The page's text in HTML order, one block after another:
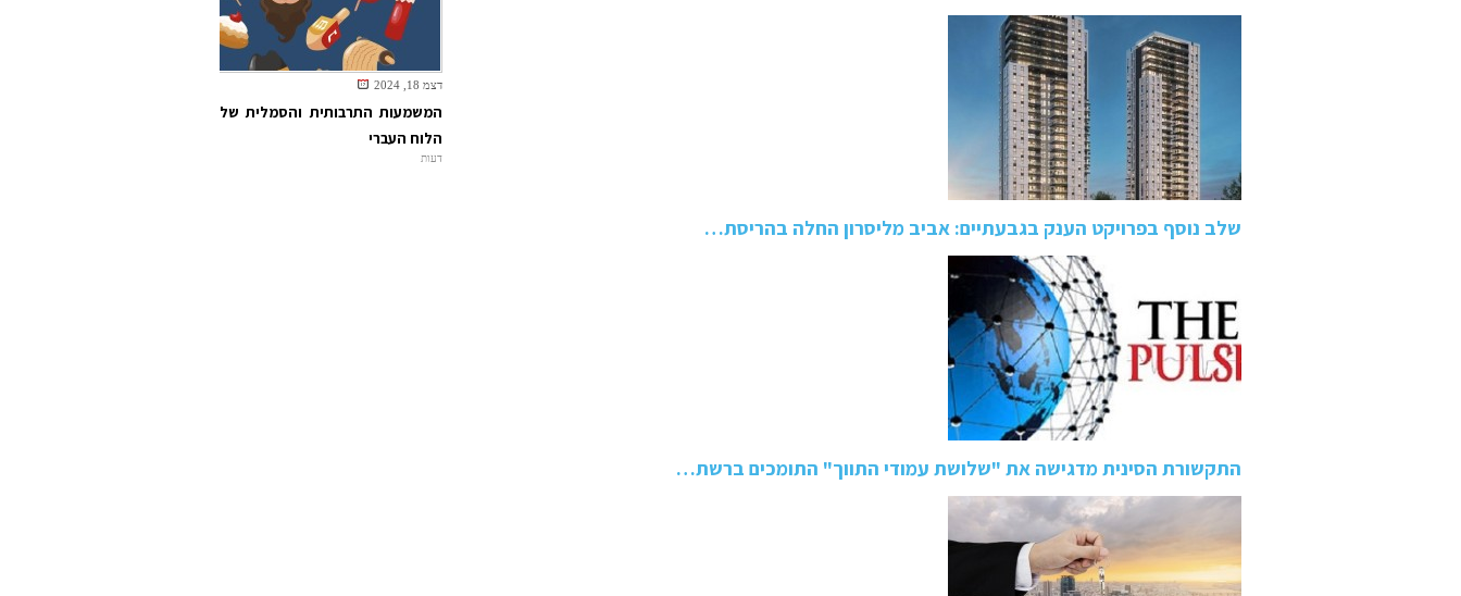
שלב נוסף בפרויקט הענק בגבעתיים: אביב מליסרון החלה בהריסת…
התקשורת הסינית מדגישה את "שלושת עמודי התווך" התומכים ברשת…
דצמ 18, 2024
המשמעות התרבותית והסמלית של
הלוח העברי
דעות